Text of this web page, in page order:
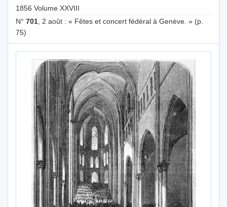
1856 Volume XXVIII
N° 701 , 2 août : « Fêtes et concert fédéral à Genève. » (p.
75)